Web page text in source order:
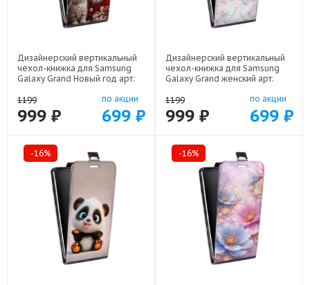
Дизайнерский вертикальный
чехол-книжка для Samsung
Galaxy Grand Новый год арт:
1199
999 ₽
по акции
699 ₽
Дизайнерский вертикальный
чехол-книжка для Samsung
Galaxy Grand женский арт:
1199
999 ₽
по акции
699 ₽
-16% -16%